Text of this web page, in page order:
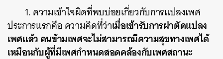
1.ความเข้าใจผิดที่พบบ่อยเกี่ยวกับการแปลงเพศ
ประการแรกคือ ความคิดที่ว่าเมื่อเข้ารับการผ่าตัดแปลง
เพศแล้ว คนข้ามเพศจะไม่สามารถมีความสุขทางเพศได้
เหมือนกับผู้ที่มีเพศกำหนดสอดคล้องกับเพศสถานะ